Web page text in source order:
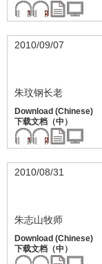
2010/09/07
朱玟钢长老
2010/08/31
朱志山牧师